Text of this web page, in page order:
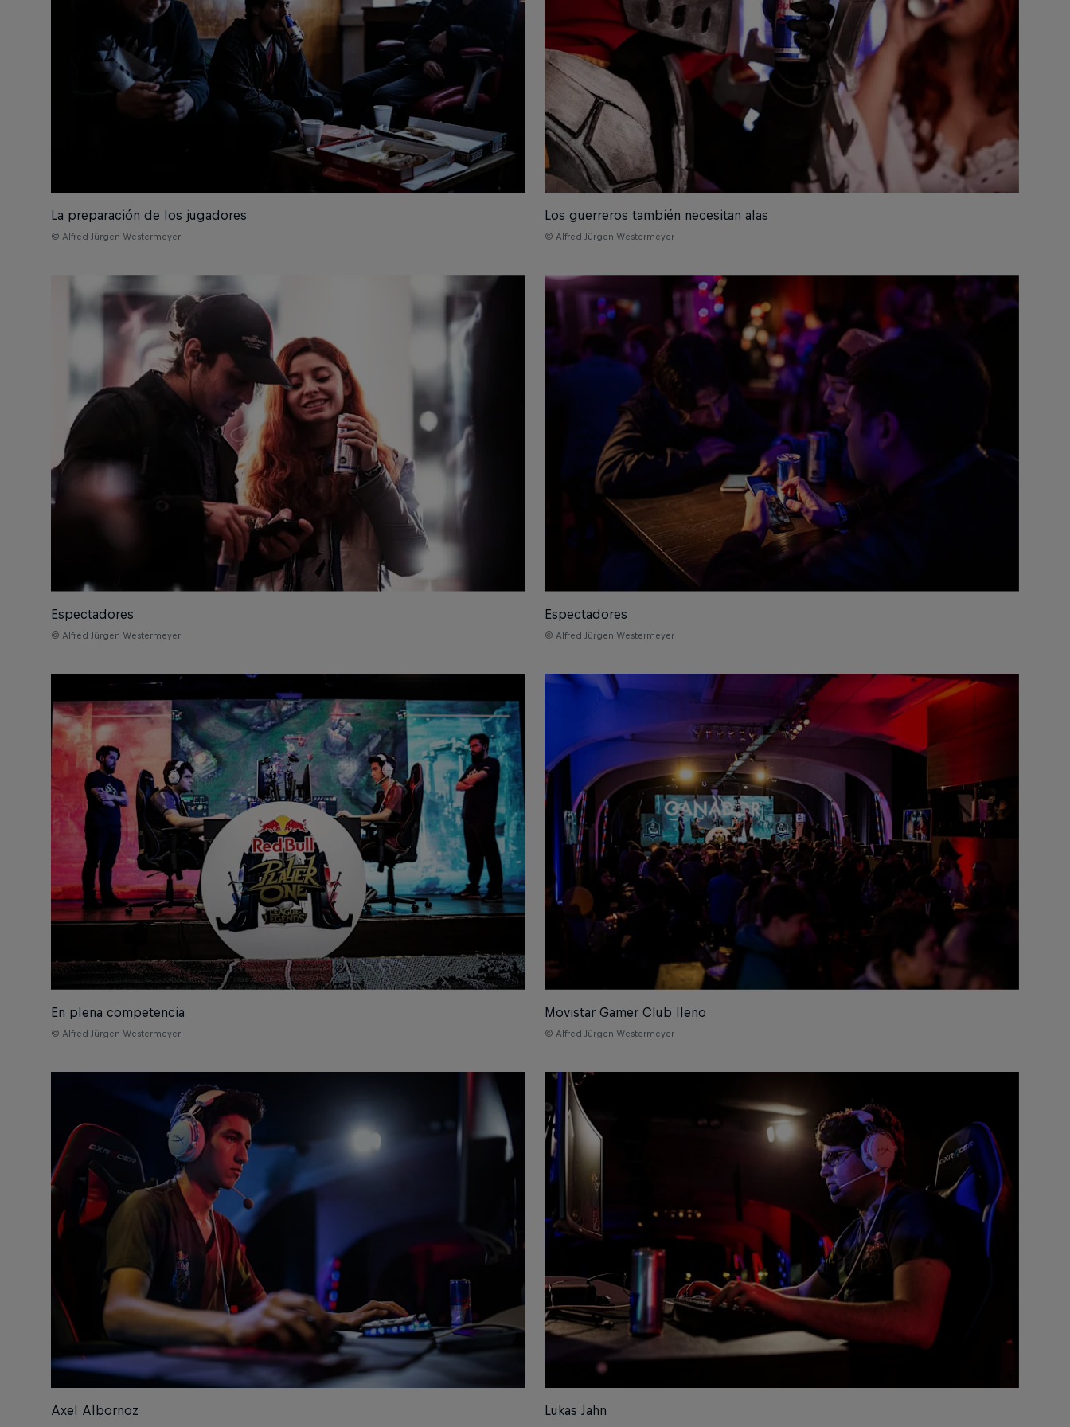
La preparación de los jugadores
© Alfred Jürgen Westermeyer
Los guerreros también necesitan alas
© Alfred Jürgen Westermeyer
Espectadores
© Alfred Jürgen Westermeyer
Espectadores
© Alfred Jürgen Westermeyer
En plena competencia
© Alfred Jürgen Westermeyer
Movistar Gamer Club lleno
© Alfred Jürgen Westermeyer
Axel Albornoz Lukas Jahn